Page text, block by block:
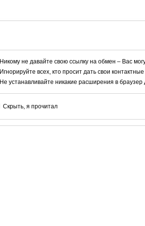
Никому не давайте свою ссылку на обмен – Вас
Игнорируйте всех, кто просит дать свои
Не устанавливайте никакие расширения в
Скрыть, я прочитал